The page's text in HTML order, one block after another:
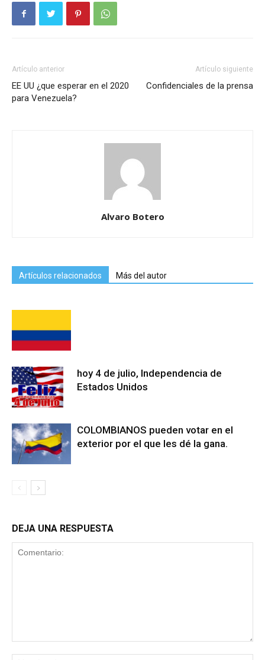
Artículo anterior
EE UU ¿que esperar en el 2020
para Venezuela?
Artículo siguiente
Confidenciales de la prensa
Alvaro Botero
Artículos relacionados Más del autor
hoy 4 de julio, Independencia de
Estados Unidos
COLOMBIANOS pueden votar en el
exterior por el que les dé la gana.
DEJA UNA RESPUESTA